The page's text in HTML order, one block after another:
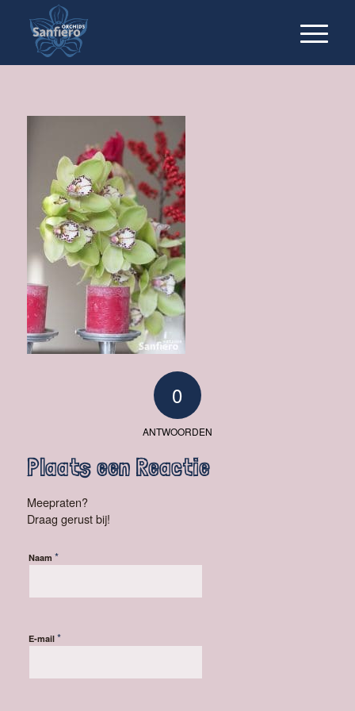
0
ANTWOORDEN
Plaats een Reactie
Meepraten?
Draag gerust bij!
Naam *
E-mail *